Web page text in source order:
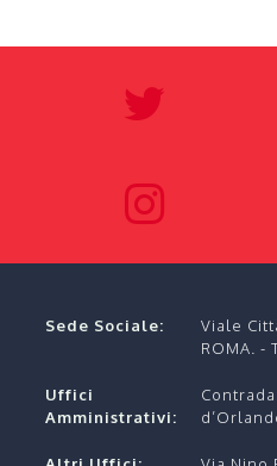
Sede Sociale:
Viale
ROMA. -
Uffici
Amministrativi: